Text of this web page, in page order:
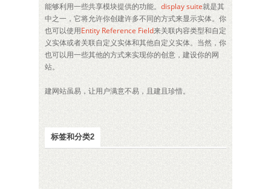
能够利用一些共享模块提供的功能。 display suite就是其
中之一，它将允许你创建许多不同的方式来显示实体。你
也可以使用Entity Reference Field来关联内容类型和自定
义实体或者关联自定义实体和其他自定义实体。当然，你
也可以用一些其他的方式来实现你的创意，建设你的网
站。
建网站虽易，让用户满意不易，且建且珍惜。
标签和分类2